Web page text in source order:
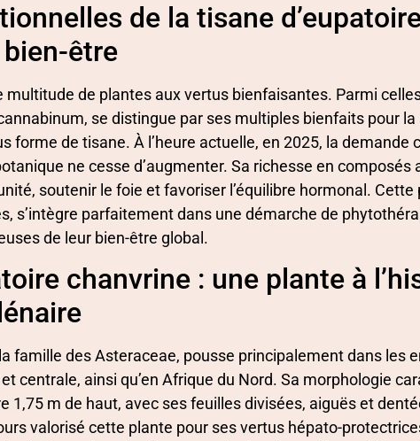
de la tisane
être
multitude de plantes aux vertus bienfaisantes. Parmi
se distingue par ses multiples bienfaits pour la
forme de tisane. À l’heure actuelle, en 2025, la demande
ne cesse d’augmenter. Sa richesse en composés
soutenir le foie et favoriser l’équilibre hormonal. Cette
s’intègre parfaitement dans une démarche de
de leur bien-être global.
chanvrine : une plante à
famille des Asteraceae, pousse principalement dans les
centrale, ainsi qu’en Afrique du Nord. Sa morphologie
1,75 m de haut, avec ses feuilles divisées, aiguës et
valorisé cette plante pour ses vertus hépato-